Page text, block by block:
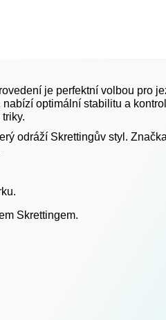
je perfektní volbou pro
optimální stabilitu a
odráží Skrettingův styl.
Skrettingem.